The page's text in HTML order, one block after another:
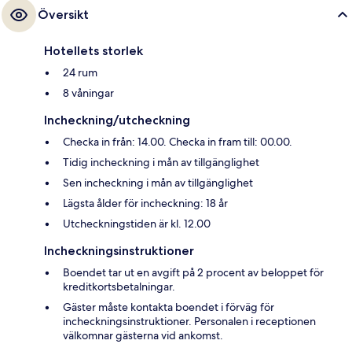
Översikt
Hotellets storlek
24 rum
8 våningar
Incheckning/utcheckning
Checka in från: 14.00. Checka in fram till: 00.00.
Tidig incheckning i mån av tillgänglighet
Sen incheckning i mån av tillgänglighet
Lägsta ålder för incheckning: 18 år
Utcheckningstiden är kl. 12.00
Incheckningsinstruktioner
Boendet tar ut en avgift på 2 procent av beloppet för
kreditkortsbetalningar.
Gäster måste kontakta boendet i förväg för
incheckningsinstruktioner. Personalen i receptionen
välkomnar gästerna vid ankomst.